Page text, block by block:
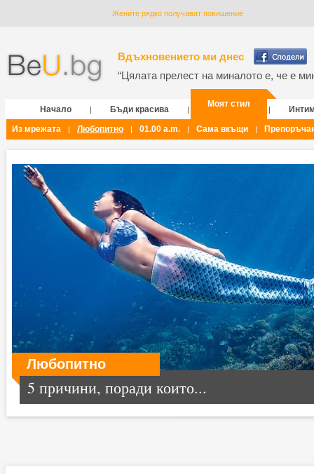
Жените рядко получават повишение
Вдъхновението ми днес
“Цялата прелест на миналото е, че е
Начало | Бъди красива |
Моят стил
|
Из мрежата
| Любопитно | 01.00 a.m. | Сама вкъщи |
Любопитно
5 причини, поради които...